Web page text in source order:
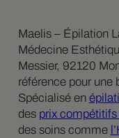
Maelis – Épilation
Médecine
Messier, 92120
référence pour une
Spécialisé en
des prix
des soins comme